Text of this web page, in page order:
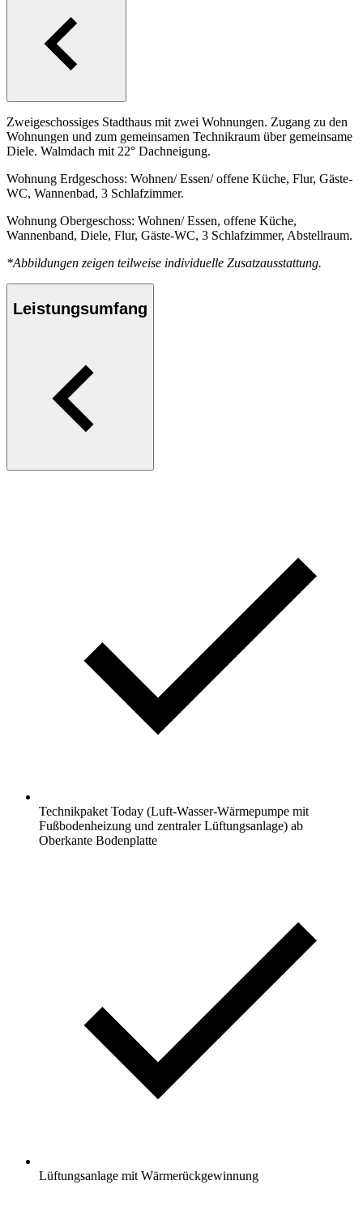
Zweigeschossiges Stadthaus mit zwei Wohnungen. Zugang zu den
Wohnungen und zum gemeinsamen Technikraum über gemeinsame
Diele. Walmdach mit 22° Dachneigung.
Wohnung Erdgeschoss: Wohnen/ Essen/ offene Küche, Flur, Gäste-
WC, Wannenbad, 3 Schlafzimmer.
Wohnung Obergeschoss: Wohnen/ Essen, offene Küche,
Wannenband, Diele, Flur, Gäste-WC, 3 Schlafzimmer, Abstellraum.
*Abbildungen zeigen teilweise individuelle Zusatzausstattung.
Leistungsumfang
Technikpaket Today (Luft-Wasser-Wärmepumpe mit
Fußbodenheizung und zentraler Lüftungsanlage) ab
Oberkante Bodenplatte
Lüftungsanlage mit Wärmerückgewinnung